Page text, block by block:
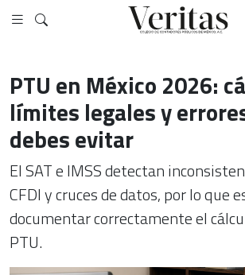
PTU en México 2026:
límites legales y
debes evitar
El SAT e IMSS detectan
CFDI y cruces de datos, por lo que
documentar correctamente el
PTU.